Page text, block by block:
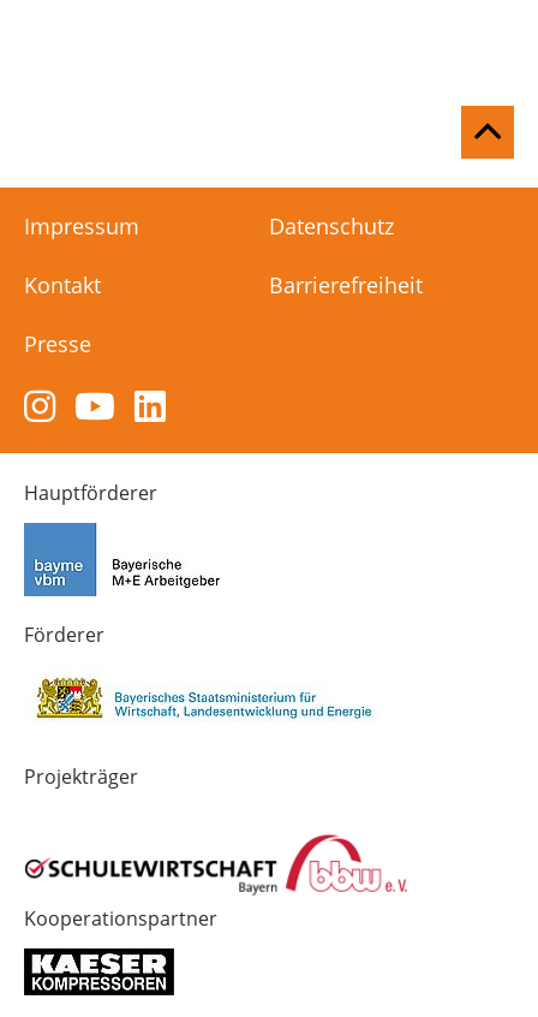
Impressum Datenschutz
Kontakt Barrierefreiheit
Presse
Zum
Instagram-
Kanal
von
Technik-
in
Bayern
4.0
Zum
YouTube-
Kanal
von
LinkedIn-
Kanal
Hauptförderer
Förderer
Projekträger
Kooperationspartner